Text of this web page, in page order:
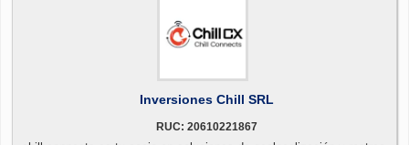
Inversiones Chill SRL
RUC: 20610221867